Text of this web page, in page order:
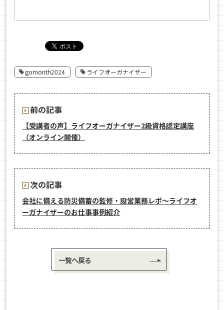
gomonth2024 ライフオーガナイザー
前の記事
【受講者の声】ライフオーガナイザー2級資格認定講座
（オンライン開催）
次の記事
会社に備える防災備蓄の監修・設営業務レポ〜ライフオ
ーガナイザーのお仕事事例紹介
一覧へ戻る